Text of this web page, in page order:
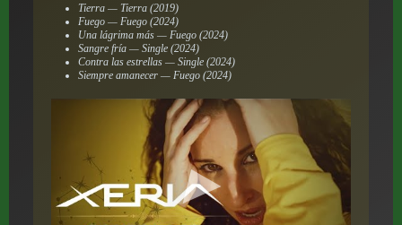
Tierra — Tierra (2019)
Fuego — Fuego (2024)
Una lágrima más — Fuego (2024)
Sangre fría — Single (2024)
Contra las estrellas — Single (2024)
Siempre amanecer — Fuego (2024)